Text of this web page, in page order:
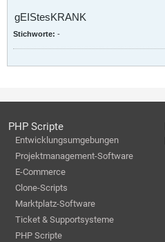
gEIStesKRANK
Stichworte: -
PHP Scripte
Entwicklungsumgebungen
Projektmanagement-Software
E-Commerce
Clone-Scripts
Marktplatz-Software
Ticket & Supportsysteme
PHP Scripte